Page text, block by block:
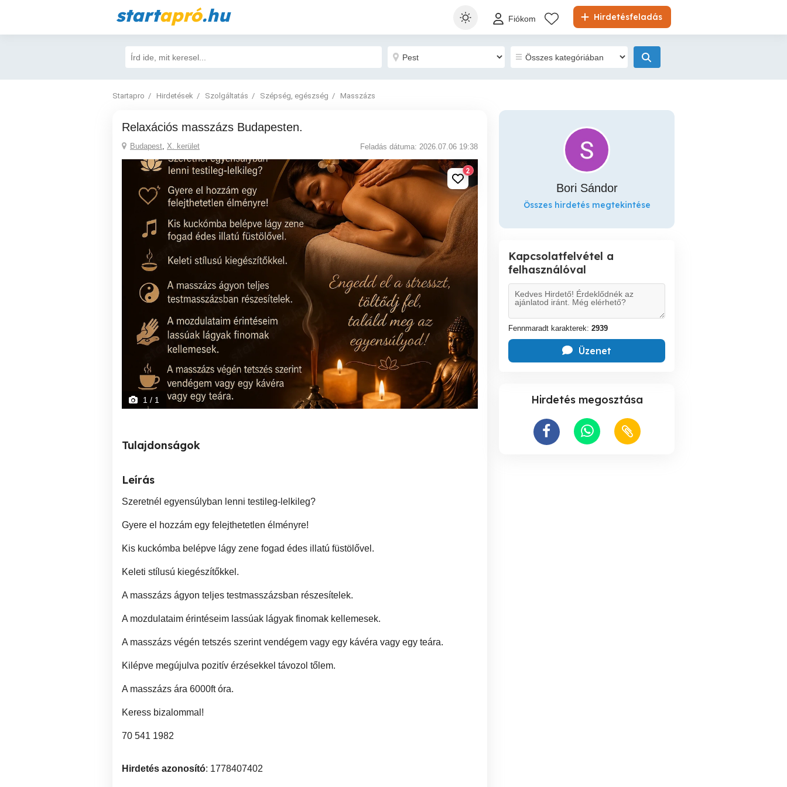
startapró.hu Hirdetésfeladás
Fiókom
Startapro Hirdetések Szolgáltatás Szépség, egészség Masszázs
Relaxációs masszázs Budapesten.
Budapest, X. kerület Feladás dátuma: 2026.07.06 19:38
2
1 / 1
Tulajdonságok
Leírás
Szeretnél egyensúlyban lenni testileg-lelkileg?
Gyere el hozzám egy felejthetetlen élményre!
Kis kuckómba belépve lágy zene fogad édes illatú füstölővel.
Keleti stílusú kiegészítőkkel.
A masszázs ágyon teljes testmasszázsban részesítelek.
A mozdulataim érintéseim lassúak lágyak finomak kellemesek.
A masszázs végén tetszés szerint vendégem vagy egy kávéra vagy egy teára.
Kilépve megújulva pozitív érzésekkel távozol tőlem.
A masszázs ára 6000ft óra.
Keress bizalommal!
70 541 1982
Hirdetés azonosító: 1778407402
Bori Sándor
Összes hirdetés megtekintése
Kapcsolatfelvétel a
felhasználóval
Fennmaradt karakterek: 2939
Üzenet
Hirdetés megosztása